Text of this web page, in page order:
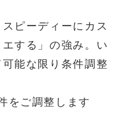
ピーディーにカス
する」の強み。い
能な限り条件調整